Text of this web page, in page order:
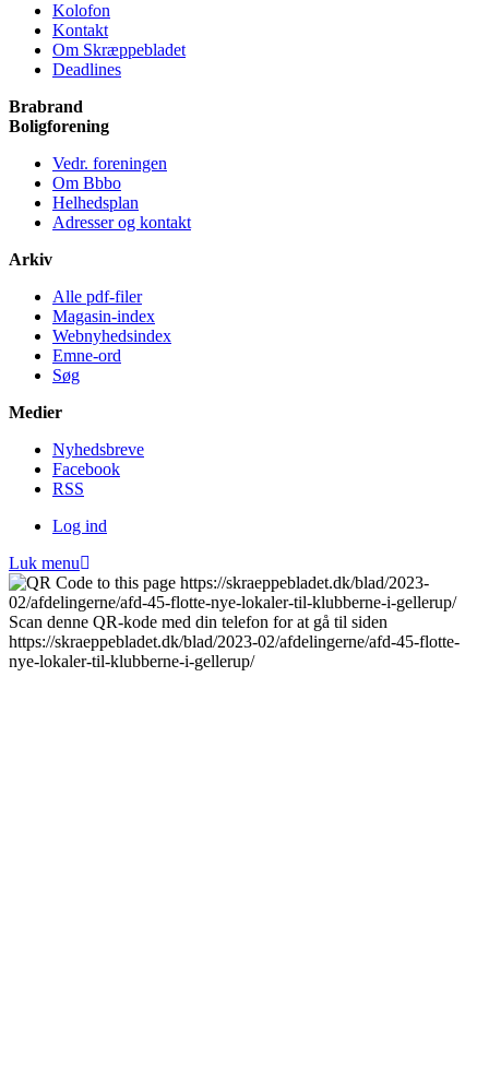
Kolofon
Kontakt
Om Skræppe­bladet
Deadlines
Brabrand
Bolig­forening
Vedr. foreningen
Om Bbbo
Helheds­plan
Adresser og kontakt
Arkiv
Alle pdf-filer
Magasin-index
Webnyhedsindex
Emne-ord
Søg
Medier
Nyheds­breve
Facebook
RSS
Log ind
Luk menu
Scan denne QR-kode med din telefon for at gå til siden
https://skraeppebladet.dk/blad/2023-02/afdelingerne/afd-45-flotte-
nye-lokaler-til-klubberne-i-gellerup/